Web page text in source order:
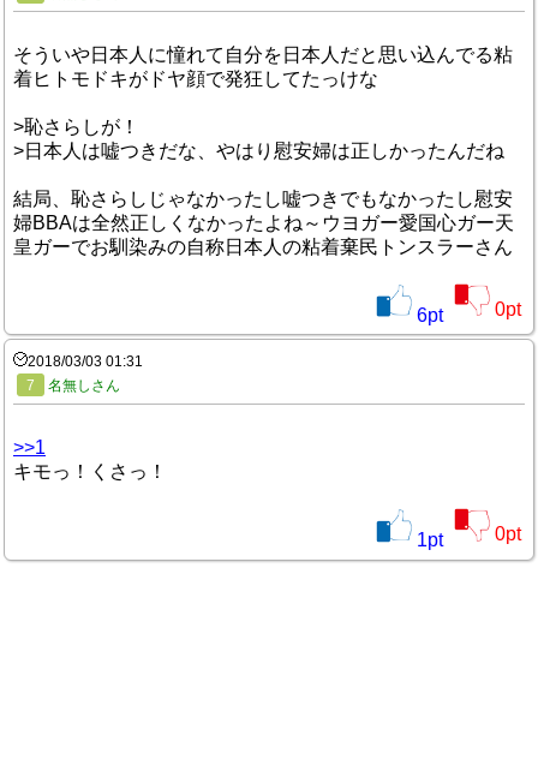
そういや日本人に憧れて自分を日本人だと思い込んでる粘
着ヒトモドキがドヤ顔で発狂してたっけな
>恥さらしが！
>日本人は嘘つきだな、やはり慰安婦は正しかったんだね
結局、恥さらしじゃなかったし嘘つきでもなかったし慰安
婦BBAは全然正しくなかったよね～ウヨガー愛国心ガー天
皇ガーでお馴染みの自称日本人の粘着棄民トンスラーさん
6pt 0pt
2018/03/03 01:31
7
名無しさん
>>1
キモっ！くさっ！
1pt 0pt